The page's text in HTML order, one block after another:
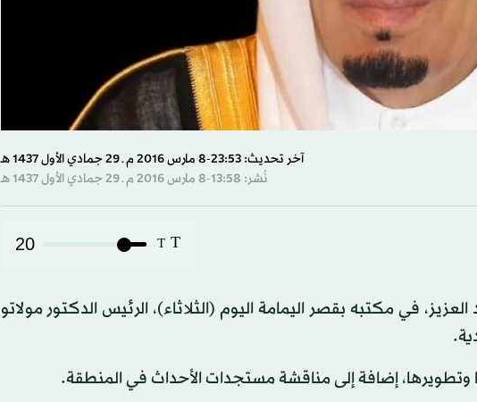
آخر تحديث: 23:53-8 مارس 2016 م ـ 29 جمادي الأول 1437 هـ
نُشر: 13:58-8 مارس 2016 م ـ 29 جمادي الأول 1437 هـ
T
T
20
في مكتبه بقصر اليمامة اليوم (الثلاثاء)، الرئيس الدكتور مولاتو
وتطويرها، إضافة إلى مناقشة مستجدات الأحداث في المنطقة.